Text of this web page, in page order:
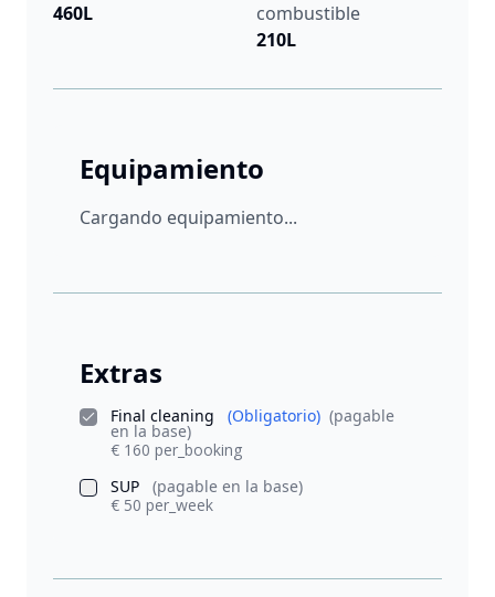
460L
combustible
210L
Equipamiento
Cargando equipamiento...
Extras
Final cleaning (Obligatorio) (pagable
en la base)
€ 160 per_booking
SUP
(pagable en la base)
€ 50 per_week